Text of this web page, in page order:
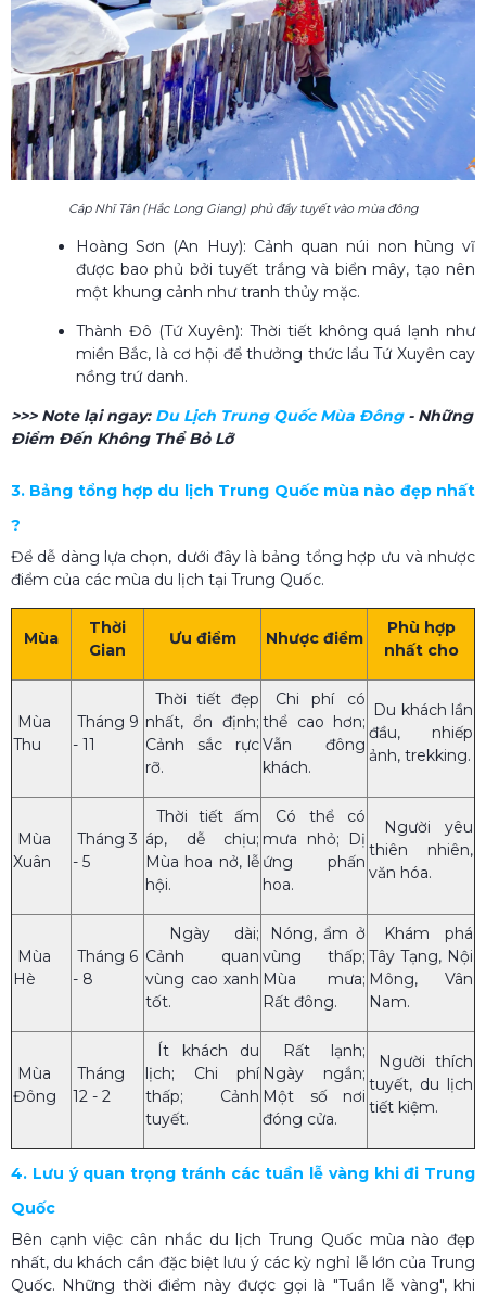
Cáp Nhĩ Tân (Hắc Long Giang) phủ đầy tuyết vào mùa đông
Hoàng Sơn (An Huy): Cảnh quan núi non hùng vĩ
được bao phủ bởi tuyết trắng và biển mây, tạo nên
một khung cảnh như tranh thủy mặc.
Thành Đô (Tứ Xuyên): Thời tiết không quá lạnh như
miền Bắc, là cơ hội để thưởng thức lẩu Tứ Xuyên cay
nồng trứ danh.
>>> Note lại ngay: Du Lịch Trung Quốc Mùa Đông​- Những
Điểm Đến Không Thể Bỏ Lỡ
3. Bảng tổng hợp du lịch Trung Quốc mùa nào đẹp nhất​
?
Để dễ dàng lựa chọn, dưới đây là bảng tổng hợp ưu và nhược
điểm của các mùa du lịch tại Trung Quốc.
Mùa
Thời
Gian
Ưu điểm Nhược điểm
Phù hợp
nhất cho
Mùa
Thu
Tháng 9
- 11
Thời tiết đẹp
nhất, ổn định;
Cảnh sắc rực
rỡ.
Chi phí có
thể cao hơn;
Vẫn đông
khách.
Du khách lần
đầu, nhiếp
ảnh, trekking.
Mùa
Xuân
Tháng 3
- 5
Thời tiết ấm
áp, dễ chịu;
Mùa hoa nở, lễ
hội.
Có thể có
mưa nhỏ; Dị
ứng phấn
hoa.
Người yêu
thiên nhiên,
văn hóa.
Mùa
Hè
Tháng 6
- 8
Ngày dài;
Cảnh quan
vùng cao xanh
tốt.
Nóng, ẩm ở
vùng thấp;
Mùa mưa;
Rất đông.
Khám phá
Tây Tạng, Nội
Mông, Vân
Nam.
Mùa
Đông
Tháng
12 - 2
Ít khách du
lịch; Chi phí
thấp; Cảnh
tuyết.
Rất lạnh;
Ngày ngắn;
Một số nơi
đóng cửa.
Người thích
tuyết, du lịch
tiết kiệm.
4. Lưu ý quan trọng tránh các tuần lễ vàng khi đi Trung
Quốc
Bên cạnh việc cân nhắc du lịch Trung Quốc mùa nào đẹp
nhất, du khách cần đặc biệt lưu ý các kỳ nghỉ lễ lớn của Trung
Quốc. Những thời điểm này được gọi là "Tuần lễ vàng", khi